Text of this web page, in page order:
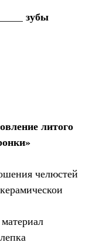
зубы
литого
челюстей